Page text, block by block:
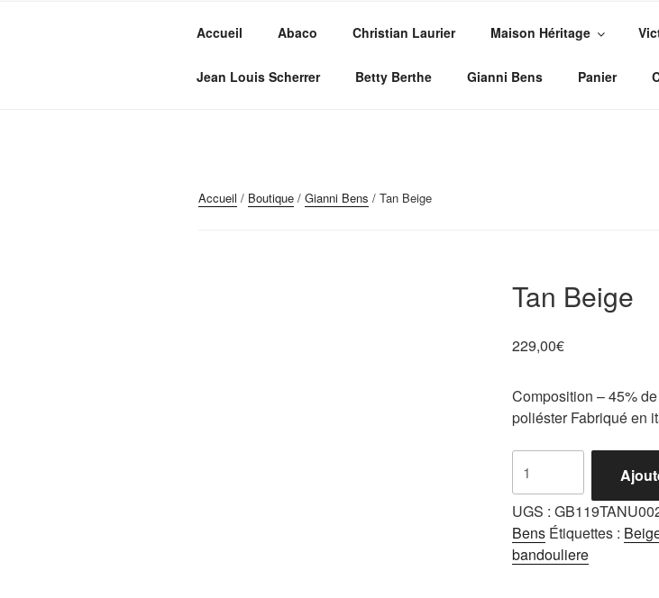
MVC GROUPE
Maroquinerie – Valises – Chaussures
Accueil Abaco Christian Laurier Maison Héritage
Jean Louis Scherrer Betty Berthe Gianni Bens Panier
Accueil / Boutique / Gianni Bens / Tan Beige
Tan Beige
229,00€
Composition – 45%
poliéster Fabriqué en
de
Tan
Beige
UGS :
Bens Étiquettes :
bandouliere